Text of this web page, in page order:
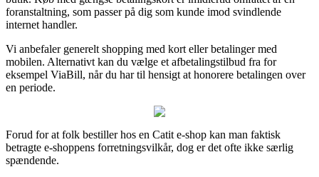
foranstaltning, som passer på dig som kunde imod svindlende
internet handler.
Vi anbefaler generelt shopping med kort eller betalinger med
mobilen. Alternativt kan du vælge et afbetalingstilbud fra for
eksempel ViaBill, når du har til hensigt at honorere betalingen over
en periode.
Forud for at folk bestiller hos en Catit e-shop kan man faktisk
betragte e-shoppens forretningsvilkår, dog er det ofte ikke særlig
spændende.